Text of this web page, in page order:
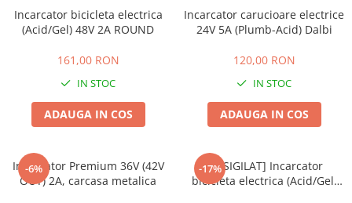
Incarcator bicicleta electrica
(Acid/Gel) 48V 2A ROUND
161,00 RON
IN STOC
ADAUGA IN COS
Incarcator carucioare electrice
24V 5A (Plumb-Acid) Dalbi
120,00 RON
IN STOC
ADAUGA IN COS
-6%
Incarcator Premium 36V (42V
OUT) 2A, carcasa metalica
-17%
[RESIGILAT] Incarcator
bicicleta electrica (Acid/Gel)